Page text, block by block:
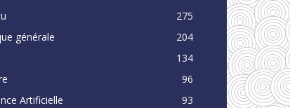
275
générale
204
134
96
Artificielle
93